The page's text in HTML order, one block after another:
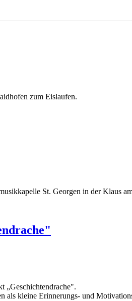
zum Eislaufen.
St. Georgen in der Klaus
„Geschichtendrache".
als kleine Erinnerungs- und